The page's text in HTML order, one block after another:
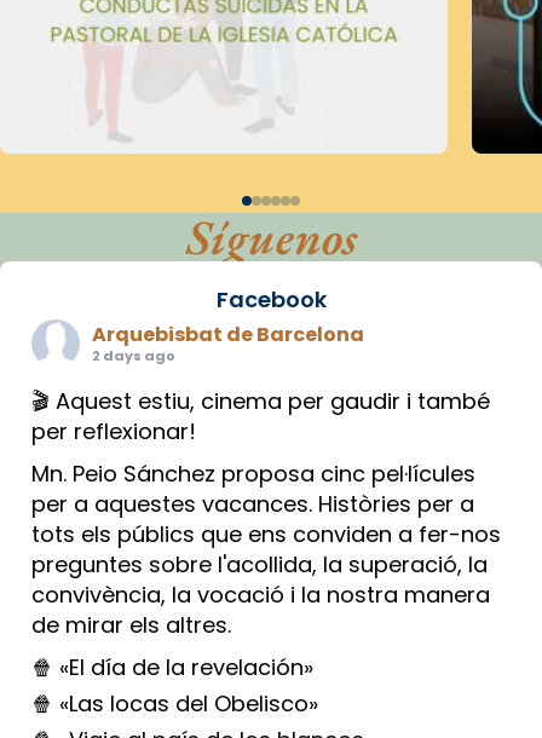
Síguenos
Facebook
Arquebisbat de Barcelona
2 days ago
🎬 Aquest estiu, cinema per gaudir i també
per reflexionar!
Mn. Peio Sánchez proposa cinc pel·lícules
per a aquestes vacances. Històries per a
tots els públics que ens conviden a fer-nos
preguntes sobre l'acollida, la superació, la
convivència, la vocació i la nostra manera
de mirar els altres.
🍿 «El día de la revelación»
🍿 «Las locas del Obelisco»